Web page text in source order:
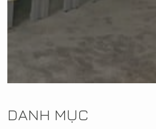
DANH MỤC